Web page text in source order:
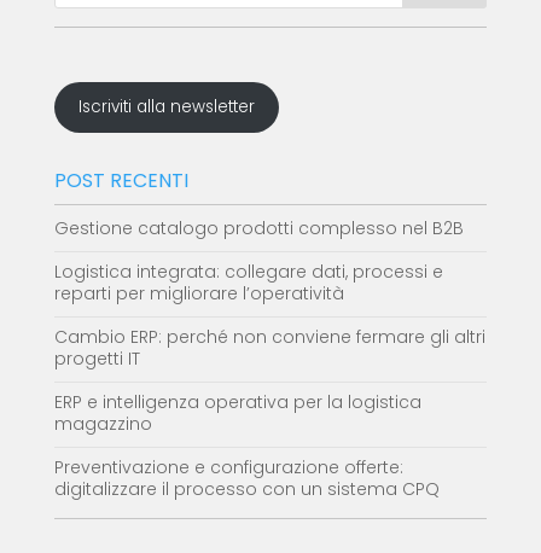
Iscriviti alla newsletter
POST RECENTI
Gestione catalogo prodotti complesso nel B2B
Logistica integrata: collegare dati, processi e
reparti per migliorare l’operatività
Cambio ERP: perché non conviene fermare gli altri
progetti IT
ERP e intelligenza operativa per la logistica
magazzino
Preventivazione e configurazione offerte:
digitalizzare il processo con un sistema CPQ